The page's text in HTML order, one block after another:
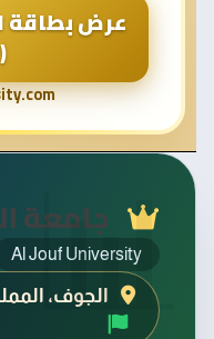
عرض بطاقة
(2027)
جامعة
Al Jouf University
الجوف،